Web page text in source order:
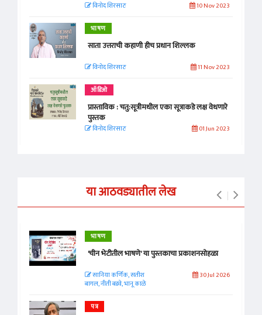
विनोद शिरसाठ 10 Nov 2023
भाषण
साता उत्तराची कहाणी हीच प्रधान शिल्लक
विनोद शिरसाठ 11 Nov 2023
ऑडिओ
प्रास्ताविक : चतु:सूत्रीमधील एका सूत्राकडे लक्ष वेधणारे
पुस्तक
विनोद शिरसाठ 01 Jun 2023
या आठवड्यातील लेख
भाषण
'चीन भेटीतील भाषणे' या पुस्तकाचा प्रकाशनसोहळा
सानिया कर्णिक, सतीश
बागल, नीती बडवे, भानू काळे
30 Jul 2026
पत्र